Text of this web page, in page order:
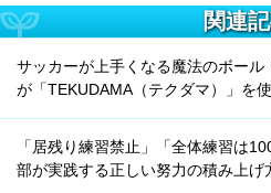
関連
サッカーが上手くなる魔法のボー
が「TEKUDAMA（テクダマ）」を
「居残り練習禁止」「全体練習は
部が実践する正しい努力の積み上げ